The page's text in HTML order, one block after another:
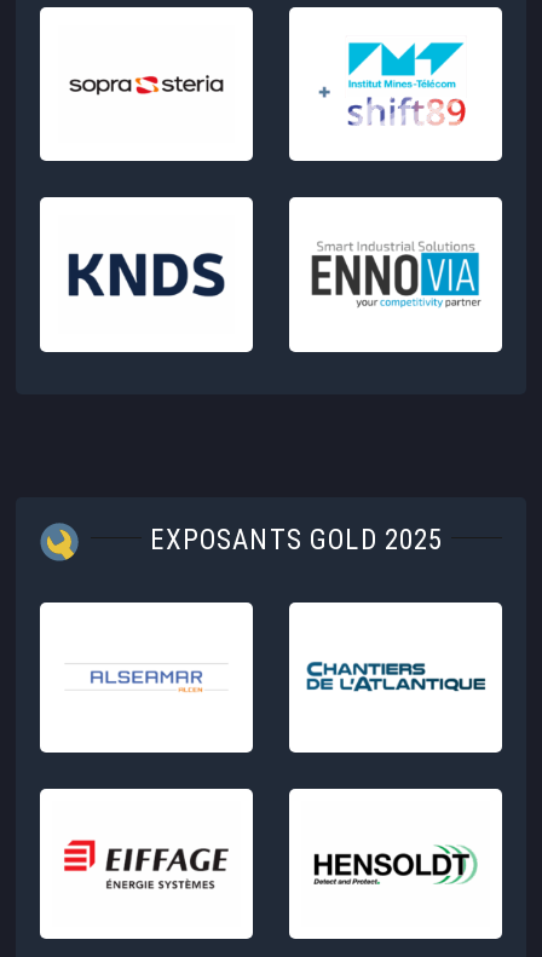
EXPOSANTS GOLD 2025